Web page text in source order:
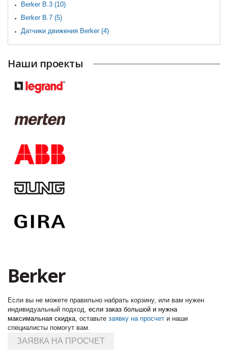
Berker B.3 (10)
Berker B.7 (5)
Датчики движения Berker (4)
Наши проекты
Berker
Если вы не можете правильно набрать корзину, или вам нужен
индивидуальный подход, если заказ большой и нужна
максимальная скидка, оставьте заявку на просчет и наши
специалисты помогут вам.
ЗАЯВКА НА ПРОСЧЕТ